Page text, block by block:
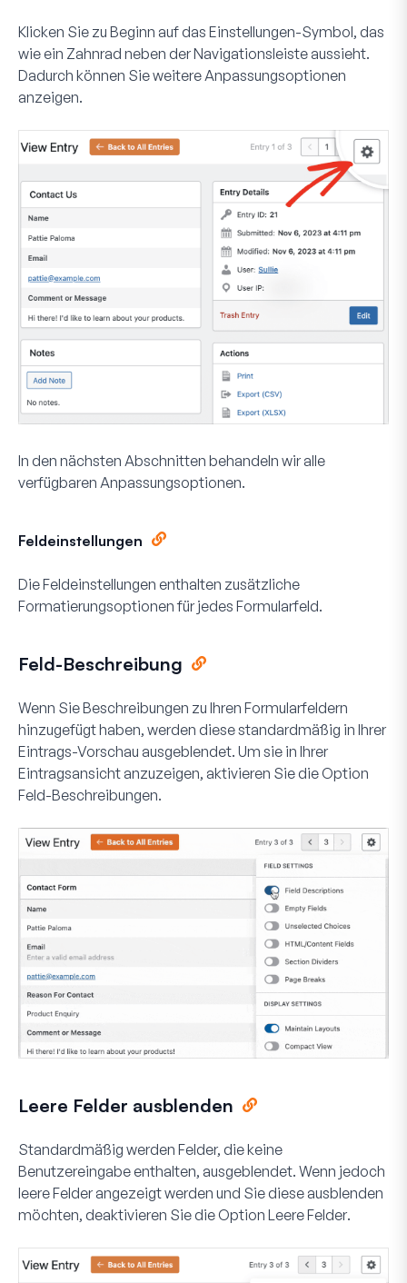
Klicken Sie zu Beginn auf das Einstellungen-Symbol, das
wie ein Zahnrad neben der Navigationsleiste aussieht.
Dadurch können Sie weitere Anpassungsoptionen
anzeigen.
In den nächsten Abschnitten behandeln wir alle
verfügbaren Anpassungsoptionen.
Feldeinstellungen
Die Feldeinstellungen enthalten zusätzliche
Formatierungsoptionen für jedes Formularfeld.
Feld-Beschreibung
Wenn Sie Beschreibungen zu Ihren Formularfeldern
hinzugefügt haben, werden diese standardmäßig in Ihrer
Eintrags-Vorschau ausgeblendet. Um sie in Ihrer
Eintragsansicht anzuzeigen, aktivieren Sie die Option
Feld-Beschreibungen.
Leere Felder ausblenden
Standardmäßig werden Felder, die keine
Benutzereingabe enthalten, ausgeblendet. Wenn jedoch
leere Felder angezeigt werden und Sie diese ausblenden
möchten, deaktivieren Sie die Option Leere Felder.